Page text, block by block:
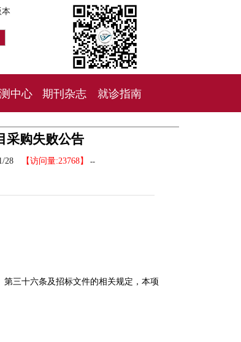
中心 期刊杂志 就诊指南
采购失败公告
28 【访问量:23768】 --
三十六条及招标文件的相关规定，本项